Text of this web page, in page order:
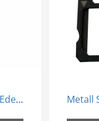
5g Optische Kommunikationsbasis Edelstahl Teile Metall Pulver Injektion